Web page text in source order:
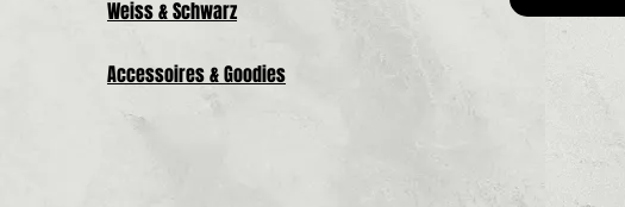
Weiss & Schwarz
Accessoires & Goodies